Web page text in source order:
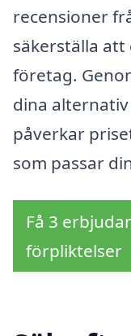
recensioner
säkerställa
företag.
dina
påverkar
som passar
Få 3
förpliktelser